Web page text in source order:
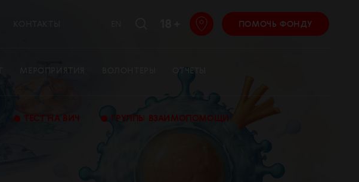
МЕРОПРИЯТИЯ ОТЧЕТЫ
• ТЕСТ НА ВИЧ • ГРУППЫ ВЗАИМОПОМОЩИ
ПОМОЧЬ ФОНДУ